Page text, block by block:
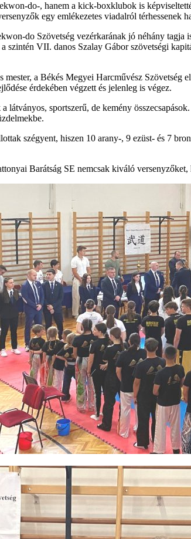
do-, hanem a kick-boxklubok is
egy emlékezetes viadalról térhessenek
do Szövetség vezérkarának jó néhány
szintén VII. danos Szalay Gábor szövetségi
a Békés Megyei Harcművész Szövetség
érdekében végzett és jelenleg is végez.
látványos, sportszerű, de kemény
szégyent, hiszen 10 arany-, 9 ezüst- és 7
Barátság SE nemcsak kiváló